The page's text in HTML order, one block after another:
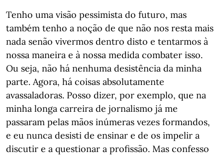
Tenho uma visão pessimista do futuro, mas
também tenho a noção de que não nos resta mais
nada senão vivermos dentro disto e tentarmos à
nossa maneira e à nossa medida combater isso.
Ou seja, não há nenhuma desistência da minha
parte. Agora, há coisas absolutamente
avassaladoras. Posso dizer, por exemplo, que na
minha longa carreira de jornalismo já me
passaram pelas mãos inúmeras vezes formandos,
e eu nunca desisti de ensinar e de os impelir a
discutir e a questionar a profissão. Mas confesso